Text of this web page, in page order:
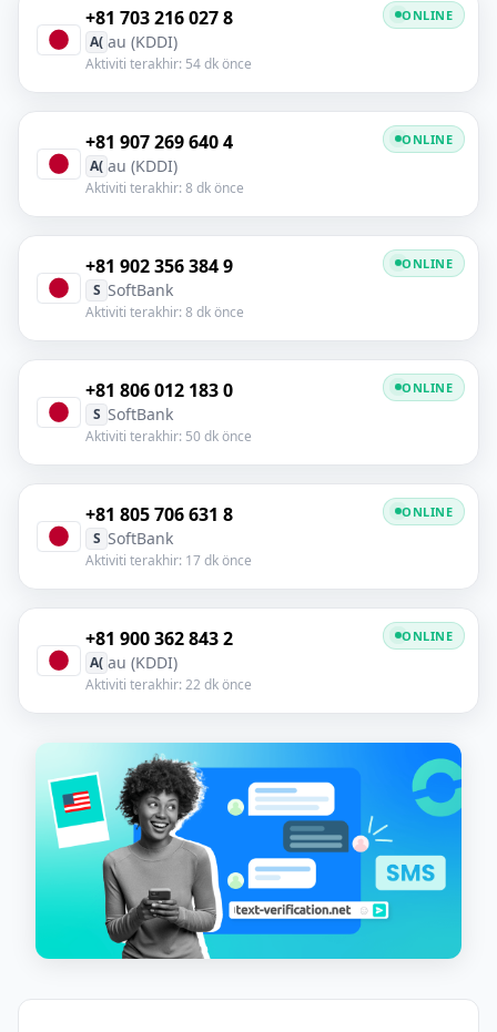
+81 703 216 027 8
A( au (KDDI)
Aktiviti terakhir: 54 dk önce
ONLINE
+81 907 269 640 4
A( au (KDDI)
Aktiviti terakhir: 8 dk önce
ONLINE
+81 902 356 384 9
S SoftBank
Aktiviti terakhir: 8 dk önce
ONLINE
+81 806 012 183 0
S SoftBank
Aktiviti terakhir: 50 dk önce
ONLINE
+81 805 706 631 8
S SoftBank
Aktiviti terakhir: 17 dk önce
ONLINE
+81 900 362 843 2
A( au (KDDI)
Aktiviti terakhir: 22 dk önce
ONLINE